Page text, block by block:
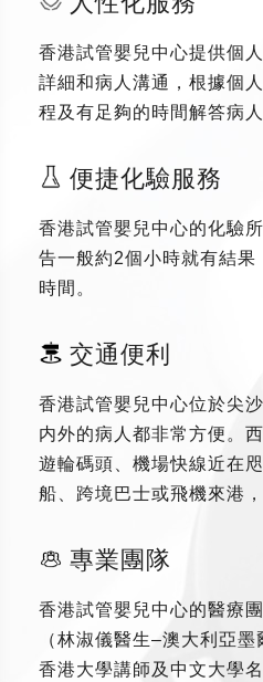
香港試管嬰兒中心提供個
詳細和病人溝通，根據個
程及有足夠的時間解答病人
便捷化驗服務
香港試管嬰兒中心的化驗
告一般約2個小時就有結果
時間。
交通便利
香港試管嬰兒中心位於尖
内外的病人都非常方便。
遊輪碼頭、機場快線近在
船、跨境巴士或飛機來港
專業團隊
香港試管嬰兒中心的醫療
（林淑儀醫生–澳大利亞
香港大學講師及中文大學